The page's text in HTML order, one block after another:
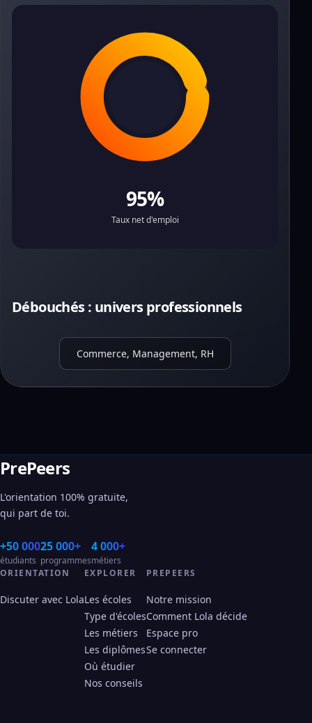
95%
Taux net d'emploi
Débouchés : univers professionnels
Commerce, Management, RH
PrePeers
L'orientation 100% gratuite,
qui part de toi.
+50 000
étudiants
25 000+
programmes
4 000+
métiers
ORIENTATION
Discuter avec Lola
EXPLORER
Les écoles
Type d'écoles
Les métiers
Les diplômes
Où étudier
Nos conseils
PREPEERS
Notre mission
Comment Lola décide
Espace pro
Se connecter